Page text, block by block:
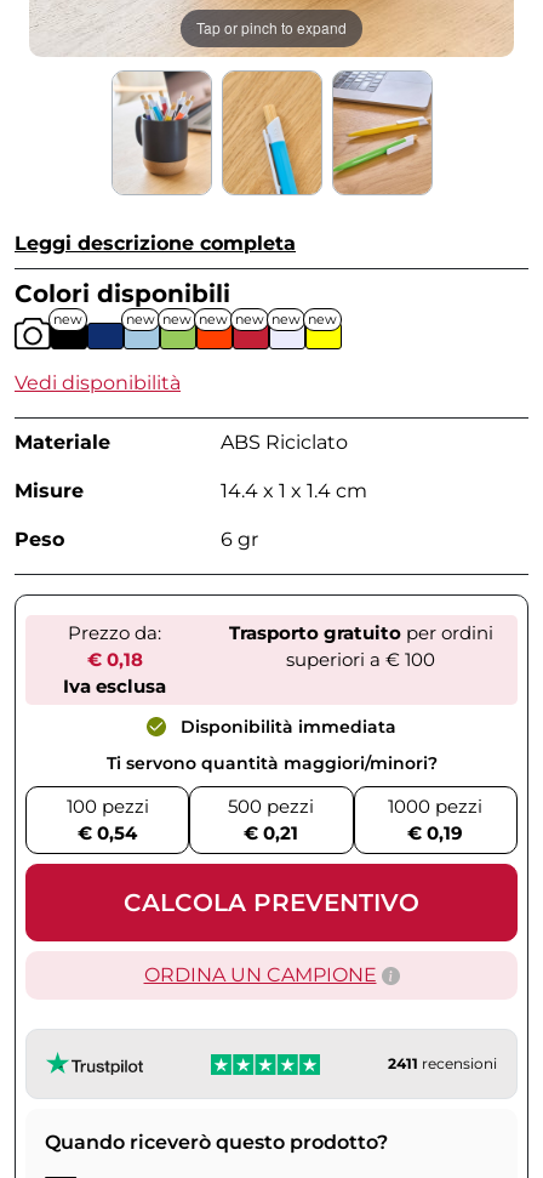
Tap or pinch to expand
Leggi descrizione completa
Colori disponibili
new new new new new new new
Vedi disponibilità
Materiale ABS Riciclato
Misure 14.4 x 1 x 1.4 cm
Peso 6 gr
Prezzo da:
€ 0,18
Iva esclusa
Trasporto gratuitoper ordini
superiori a € 100
Disponibilità immediata
Ti servono quantità maggiori/minori?
100 pezzi
€ 0,54
500 pezzi
€ 0,21
1000 pezzi
€ 0,19
CALCOLA PREVENTIVO
ORDINA UN CAMPIONE
2411 recensioni
Quando riceverò questo prodotto?